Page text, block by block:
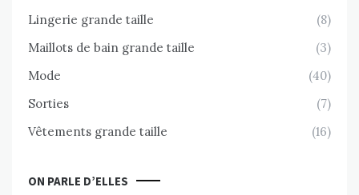
Lingerie grande taille
(8)
Maillots de bain grande taille
(3)
Mode
(40)
Sorties
(7)
Vêtements grande taille
(16)
ON PARLE D’ELLES